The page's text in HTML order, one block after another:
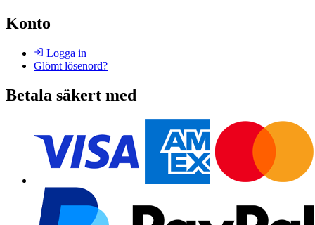
Konto
Logga in
Glömt lösenord?
Betala säkert med